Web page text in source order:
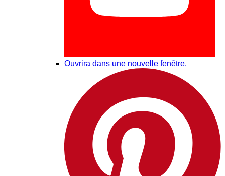
Ouvrira dans une nouvelle fenêtre.